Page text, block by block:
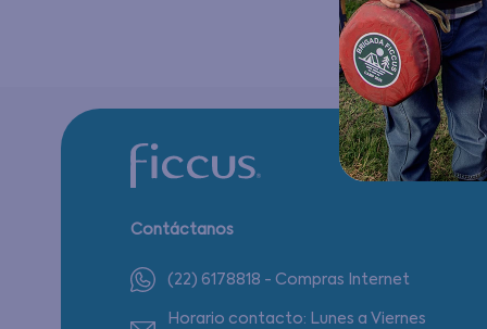
Contáctanos
(22) 6178818 - Compras Internet
Horario contacto: Lunes a Viernes